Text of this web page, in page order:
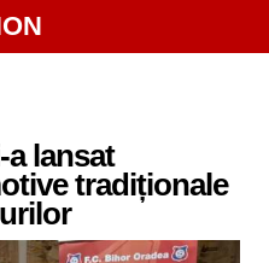
a lansat
tradiționale